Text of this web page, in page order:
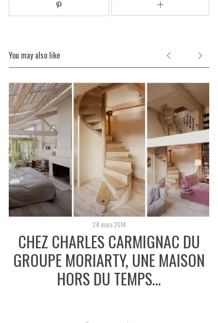
You may also like
24 mars 2014
CHEZ CHARLES CARMIGNAC DU
GROUPE MORIARTY, UNE MAISON
HORS DU TEMPS…